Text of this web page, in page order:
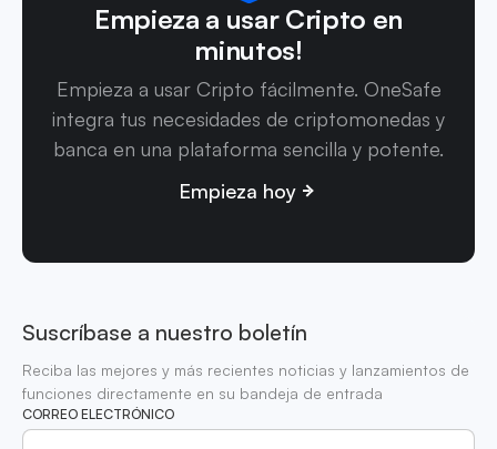
Empieza a usar Cripto en
minutos!
Empieza a usar Cripto fácilmente. OneSafe
integra tus necesidades de criptomonedas y
banca en una plataforma sencilla y potente.
Empieza hoy
Suscríbase a nuestro boletín
Reciba las mejores y más recientes noticias y lanzamientos de
funciones directamente en su bandeja de entrada
CORREO ELECTRÓNICO